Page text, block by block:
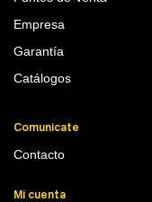
Empresa
Garantía
Catálogos
Comunicate
Contacto
Mi cuenta